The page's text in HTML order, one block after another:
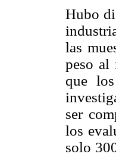
Hubo
las
peso al
que
ser
los
solo